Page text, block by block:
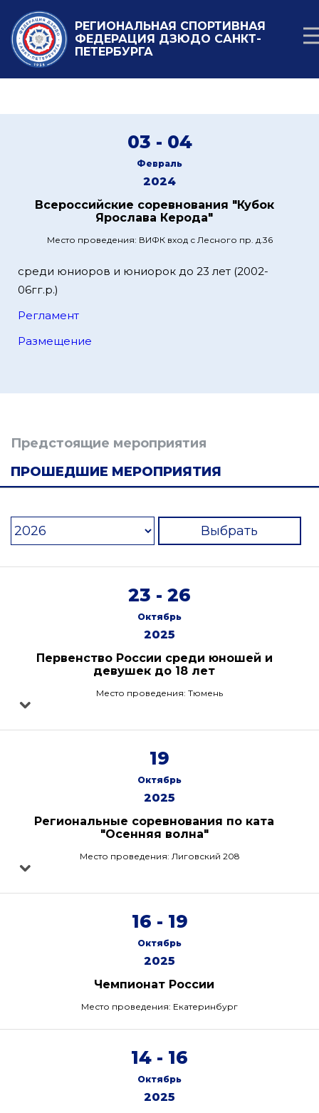
РЕГИОНАЛЬНАЯ СПОРТИВНАЯ
ФЕДЕРАЦИЯ ДЗЮДО САНКТ-
ПЕТЕРБУРГА
03 - 04
Февраль
2024
Всероссийские соревнования "Кубок
Ярослава Керода"
Место проведения: ВИФК вход с Лесного пр. д.36
среди юниоров и юниорок до 23 лет (2002-
06гг.р.)
Регламент
Размещение
Предстоящие мероприятия
ПРОШЕДШИЕ МЕРОПРИЯТИЯ
Выбрать
23 - 26
Октябрь
2025
Первенство России среди юношей и
девушек до 18 лет
Место проведения: Тюмень
19
Октябрь
2025
Региональные соревнования по ката
"Осенняя волна"
Место проведения: Лиговский 208
16 - 19
Октябрь
2025
Чемпионат России
Место проведения: Екатеринбург
14 - 16
Октябрь
2025